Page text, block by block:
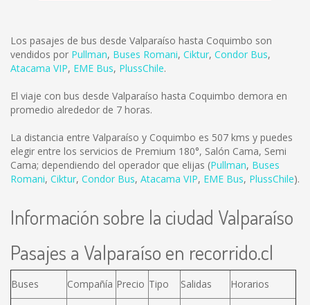
Los pasajes de bus desde Valparaíso hasta Coquimbo son
vendidos por Pullman, Buses Romani, Ciktur, Condor Bus,
Atacama VIP, EME Bus, PlussChile.
El viaje con bus desde Valparaíso hasta Coquimbo demora en
promedio alrededor de 7 horas.
La distancia entre Valparaíso y Coquimbo es 507 kms y puedes
elegir entre los servicios de Premium 180°, Salón Cama, Semi
Cama; dependiendo del operador que elijas (Pullman, Buses
Romani, Ciktur, Condor Bus, Atacama VIP, EME Bus, PlussChile).
Información sobre la ciudad Valparaíso
Pasajes a Valparaíso en recorrido.cl
Buses Compañía Precio Tipo Salidas Horarios